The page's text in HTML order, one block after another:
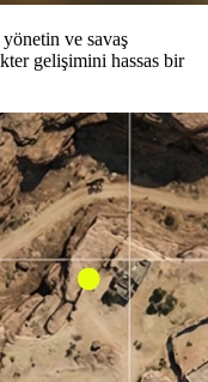
ve savaş
gelişimini hassas bir